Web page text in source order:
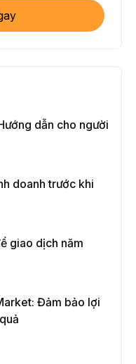
dẫn cho người
doanh trước khi
giao dịch năm
Đảm bảo lợi